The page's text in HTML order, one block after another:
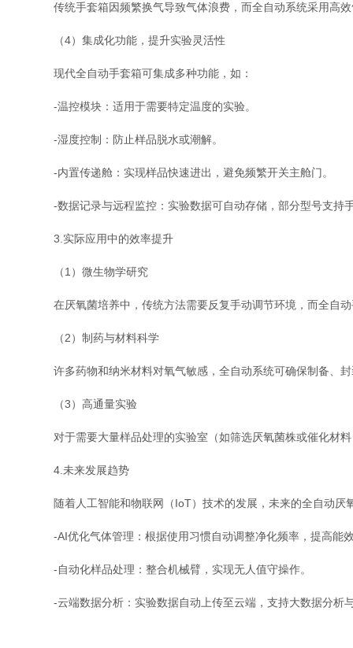
传统手套箱因频繁换气导致气体浪费，而全自动系统采用高效
（4）集成化功能，提升实验灵活性
现代全自动手套箱可集成多种功能，如：
-温控模块：适用于需要特定温度的实验。
-湿度控制：防止样品脱水或潮解。
-内置传递舱：实现样品快速进出，避免频繁开关主舱门。
-数据记录与远程监控：实验数据可自动存储，部分型号支持
3.实际应用中的效率提升
（1）微生物学研究
在厌氧菌培养中，传统方法需要反复手动调节环境，而全自动
（2）制药与材料科学
许多药物和纳米材料对氧气敏感，全自动系统可确保制备、封
（3）高通量实验
对于需要大量样品处理的实验室（如筛选厌氧菌株或催化材料
4.未来发展趋势
随着人工智能和物联网（IoT）技术的发展，未来的全自动厌
-AI优化气体管理：根据使用习惯自动调整净化频率，提高能
-自动化样品处理：整合机械臂，实现无人值守操作。
-云端数据分析：实验数据自动上传至云端，支持大数据分析